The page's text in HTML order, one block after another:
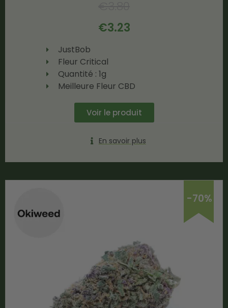
€3.23
JustBob
Fleur Critical
Quantité : 1g
Meilleure Fleur CBD
Voir le produit
En savoir plus
-70%